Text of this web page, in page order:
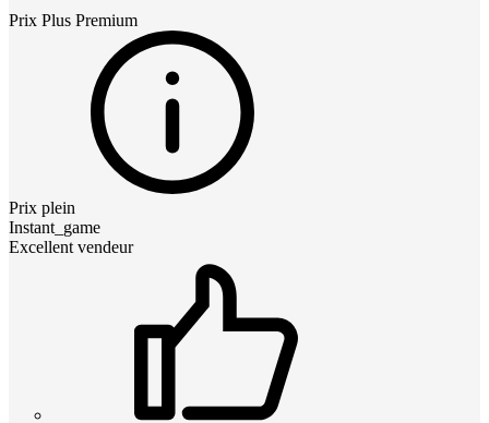
Prix Plus Premium
Prix plein
Instant_game
Excellent vendeur